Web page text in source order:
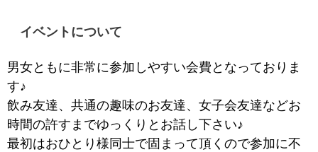
イベントについて
男女ともに非常に参加しやすい会費となっておりま
す♪
飲み友達、共通の趣味のお友達、女子会友達などお
時間の許すまでゆっくりとお話し下さい♪
最初はおひとり様同士で固まって頂くので参加に不